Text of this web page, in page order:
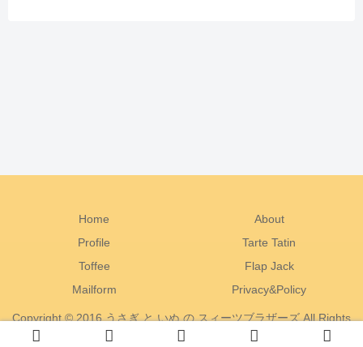
Home
About
Profile
Tarte Tatin
Toffee
Flap Jack
Mailform
Privacy&Policy
Copyright © 2016 うさぎ と いぬ の スィーツブラザーズ All Rights
Reserved.